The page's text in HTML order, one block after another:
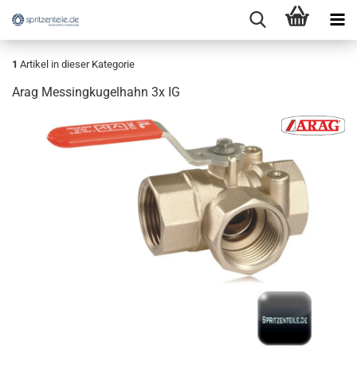
1 Artikel in dieser Kategorie
Arag Messingkugelhahn 3x IG